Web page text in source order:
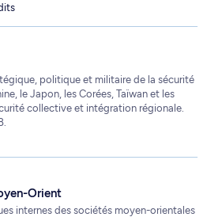
politique et militaire de la sécurité
le Japon, les Corées, Taïwan et les
collective et intégration régionale.
Orient
internes des sociétés moyen-orientales